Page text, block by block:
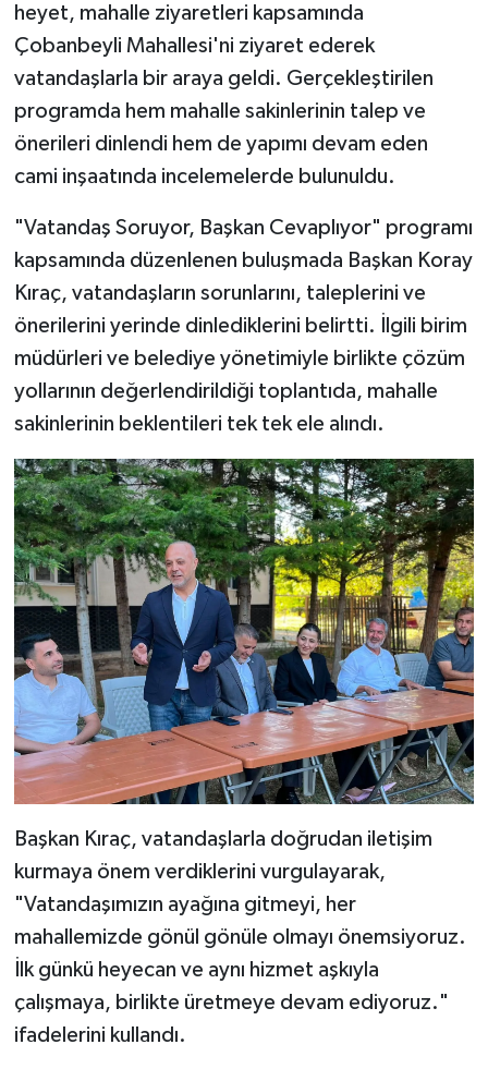
heyet, mahalle ziyaretleri kapsamında
Çobanbeyli Mahallesi'ni ziyaret ederek
vatandaşlarla bir araya geldi. Gerçekleştirilen
programda hem mahalle sakinlerinin talep ve
önerileri dinlendi hem de yapımı devam eden
cami inşaatında incelemelerde bulunuldu.
"Vatandaş Soruyor, Başkan Cevaplıyor" programı
kapsamında düzenlenen buluşmada Başkan Koray
Kıraç, vatandaşların sorunlarını, taleplerini ve
önerilerini yerinde dinlediklerini belirtti. İlgili birim
müdürleri ve belediye yönetimiyle birlikte çözüm
yollarının değerlendirildiği toplantıda, mahalle
sakinlerinin beklentileri tek tek ele alındı.
Başkan Kıraç, vatandaşlarla doğrudan iletişim
kurmaya önem verdiklerini vurgulayarak,
"Vatandaşımızın ayağına gitmeyi, her
mahallemizde gönül gönüle olmayı önemsiyoruz.
İlk günkü heyecan ve aynı hizmet aşkıyla
çalışmaya, birlikte üretmeye devam ediyoruz."
ifadelerini kullandı.